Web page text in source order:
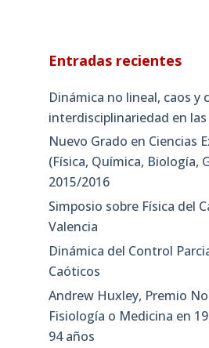
Entradas recientes
Dinámica no lineal, caos y
interdisciplinariedad en las
Nuevo Grado en Ciencias
(Física, Química, Biología,
2015/2016
Simposio sobre Física del
Valencia
Dinámica del Control
Caóticos
Andrew Huxley, Premio
Fisiología o Medicina en
94 años